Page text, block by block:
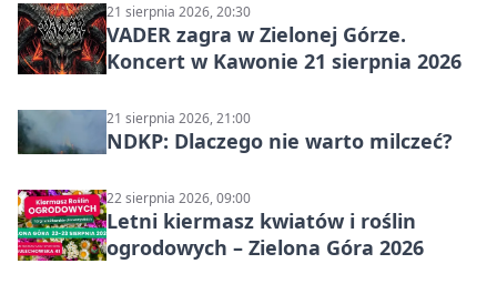
21 sierpnia 2026, 20:30
VADER zagra w Zielonej Górze.
Koncert w Kawonie 21 sierpnia 2026
21 sierpnia 2026, 21:00
NDKP: Dlaczego nie warto milczeć?
22 sierpnia 2026, 09:00
Letni kiermasz kwiatów i roślin
ogrodowych – Zielona Góra 2026